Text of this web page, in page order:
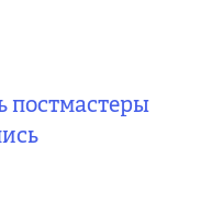
постмастеры